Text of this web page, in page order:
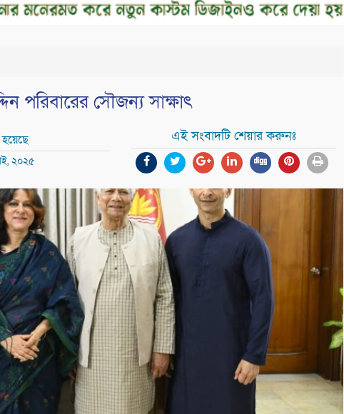
পরিবারের সৌজন্য সাক্ষাৎ
২০২৫
এই সংবাদটি শেয়ার করুনঃ